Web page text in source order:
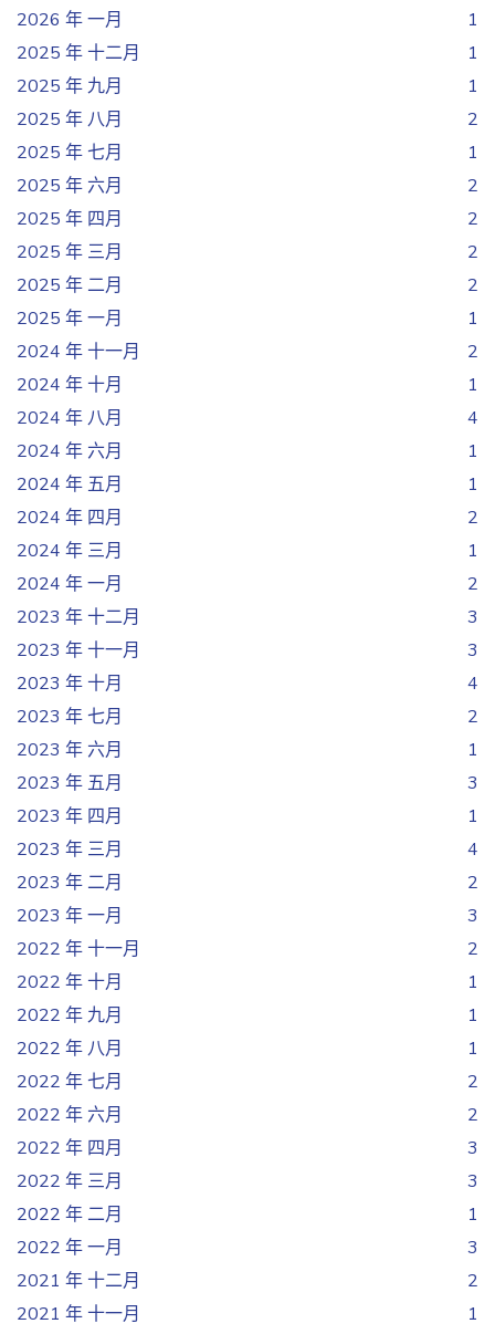
2026 年 一月
1
2025 年 十二月
1
2025 年 九月
1
2025 年 八月
2
2025 年 七月
1
2025 年 六月
2
2025 年 四月
2
2025 年 三月
2
2025 年 二月
2
2025 年 一月
1
2024 年 十一月
2
2024 年 十月
1
2024 年 八月
4
2024 年 六月
1
2024 年 五月
1
2024 年 四月
2
2024 年 三月
1
2024 年 一月
2
2023 年 十二月
3
2023 年 十一月
3
2023 年 十月
4
2023 年 七月
2
2023 年 六月
1
2023 年 五月
3
2023 年 四月
1
2023 年 三月
4
2023 年 二月
2
2023 年 一月
3
2022 年 十一月
2
2022 年 十月
1
2022 年 九月
1
2022 年 八月
1
2022 年 七月
2
2022 年 六月
2
2022 年 四月
3
2022 年 三月
3
2022 年 二月
1
2022 年 一月
3
2021 年 十二月
2
2021 年 十一月
1